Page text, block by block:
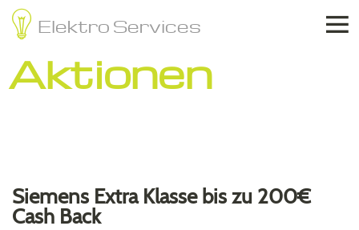
 Elektro Services
Aktionen
Siemens Extra Klasse bis zu 200€
Cash Back